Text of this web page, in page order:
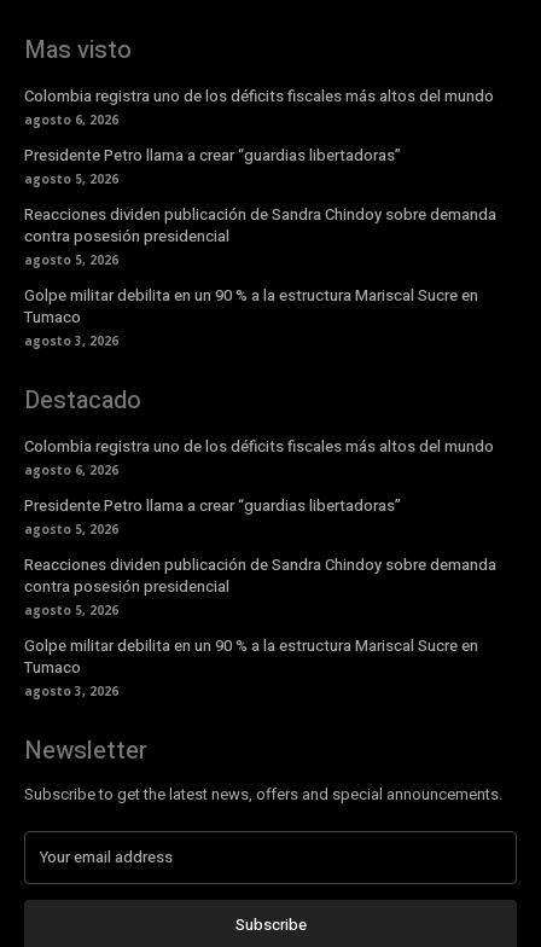
Mas visto
Colombia registra uno de los déficits fiscales más altos del mundo
agosto 6, 2026
Presidente Petro llama a crear “guardias libertadoras”
agosto 5, 2026
Reacciones dividen publicación de Sandra Chindoy sobre demanda
contra posesión presidencial
agosto 5, 2026
Golpe militar debilita en un 90 % a la estructura Mariscal Sucre en
Tumaco
agosto 3, 2026
Destacado
Colombia registra uno de los déficits fiscales más altos del mundo
agosto 6, 2026
Presidente Petro llama a crear “guardias libertadoras”
agosto 5, 2026
Reacciones dividen publicación de Sandra Chindoy sobre demanda
contra posesión presidencial
agosto 5, 2026
Golpe militar debilita en un 90 % a la estructura Mariscal Sucre en
Tumaco
agosto 3, 2026
Newsletter
Subscribe to get the latest news, offers and special announcements.
Subscribe